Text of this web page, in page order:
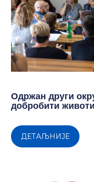
Одржан други
добробити
ДЕТАЉНИЈЕ